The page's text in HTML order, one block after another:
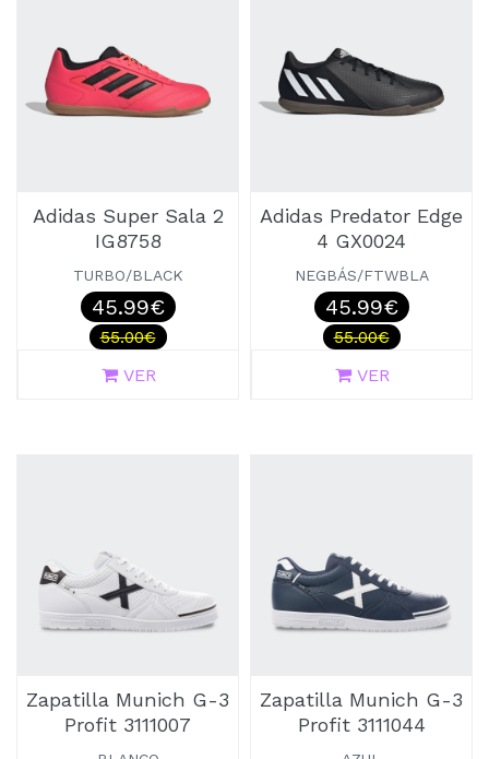
Adidas Super Sala 2
IG8758
TURBO/BLACK
45.99€
55.00€
VER
Adidas Predator Edge
4 GX0024
NEGBÁS/FTWBLA
45.99€
55.00€
VER
Zapatilla Munich G-3
Profit 3111007
Zapatilla Munich G-3
Profit 3111044